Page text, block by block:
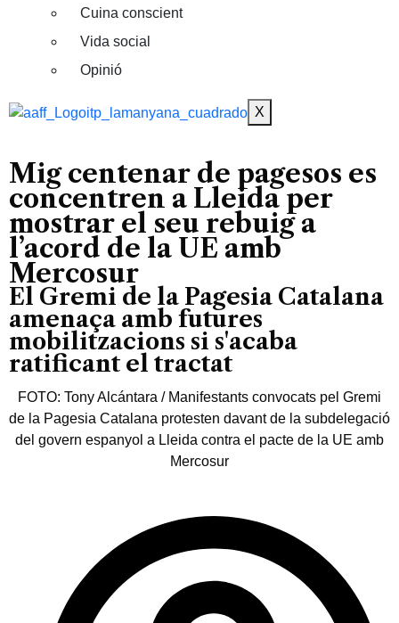
Cuina conscient
Vida social
Opinió
X
Mig centenar de pagesos es
concentren a Lleida per
mostrar el seu rebuig a
l’acord de la UE amb
Mercosur
El Gremi de la Pagesia Catalana
amenaça amb futures
mobilitzacions si s'acaba
ratificant el tractat
FOTO: Tony Alcántara / Manifestants convocats pel Gremi
de la Pagesia Catalana protesten davant de la subdelegació
del govern espanyol a Lleida contra el pacte de la UE amb
Mercosur